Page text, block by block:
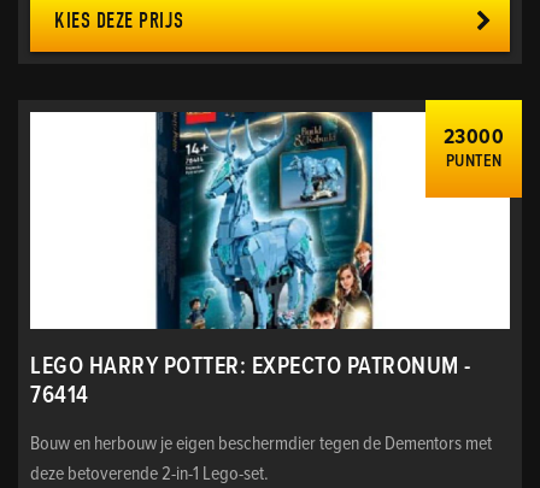
KIES DEZE PRIJS
23000
PUNTEN
LEGO HARRY POTTER: EXPECTO PATRONUM -
76414
Bouw en herbouw je eigen beschermdier tegen de Dementors met
deze betoverende 2-in-1 Lego-set.